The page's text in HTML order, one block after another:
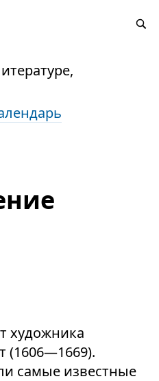
художника
(1606—1669).
самые известные